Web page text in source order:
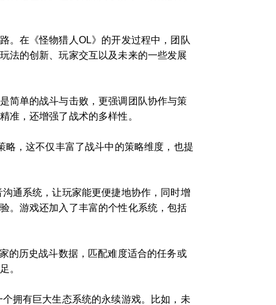
。在《怪物猎人OL》的开发过程中，团队
法的创新、玩家交互以及未来的一些发展
简单的战斗与击败，更强调团队协作与策
准，还增强了战术的多样性。
略，这不仅丰富了战斗中的策略维度，也提
通系统，让玩家能更便捷地协作，同时增
。游戏还加入了丰富的个性化系统，包括
的历史战斗数据，匹配难度适合的任务或
。
拥有巨大生态系统的永续游戏。比如，未